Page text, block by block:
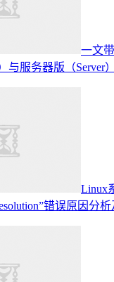
一文
与服务器版（Server
Linux
错误原因分